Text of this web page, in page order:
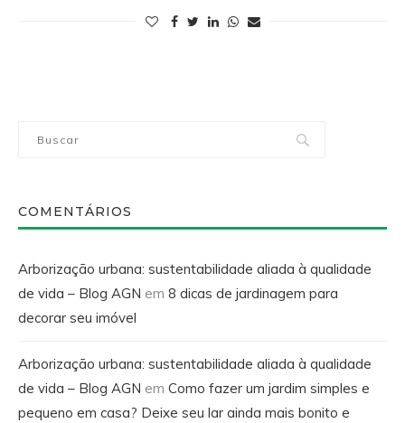
COMENTÁRIOS
Arborização urbana: sustentabilidade aliada à qualidade
de vida – Blog AGN em 8 dicas de jardinagem para
decorar seu imóvel
Arborização urbana: sustentabilidade aliada à qualidade
de vida – Blog AGN em Como fazer um jardim simples e
pequeno em casa? Deixe seu lar ainda mais bonito e